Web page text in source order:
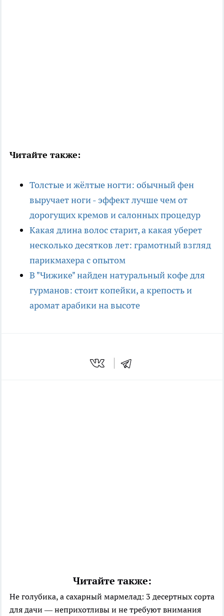
Читайте также:
Толстые и жёлтые ногти: обычный фен
выручает ноги - эффект лучше чем от
дорогущих кремов и салонных процедур
Какая длина волос старит, а какая уберет
несколько десятков лет: грамотный взгляд
парикмахера с опытом
В "Чижике" найден натуральный кофе для
гурманов: стоит копейки, а крепость и
аромат арабики на высоте
Читайте также:
Не голубика, а сахарный мармелад: 3 десертных сорта
для дачи — неприхотливы и не требуют внимания